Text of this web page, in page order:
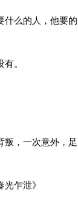
什么的人，他要的
。
叛，一次意外，足
乍泄》